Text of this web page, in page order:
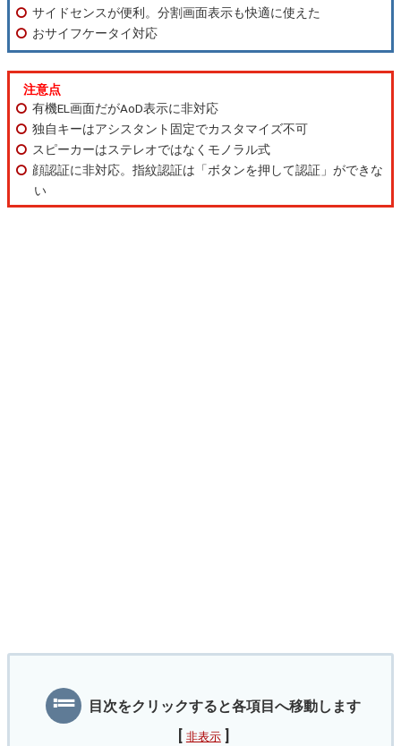
サイドセンスが便利。分割画面表示も快適に使えた
おサイフケータイ対応
注意点
有機EL画面だがAoD表示に非対応
独自キーはアシスタント固定でカスタマイズ不可
スピーカーはステレオではなくモノラル式
顔認証に非対応。指紋認証は「ボタンを押して認証」ができな
い
目次をクリックすると各項目へ移動します
非表示